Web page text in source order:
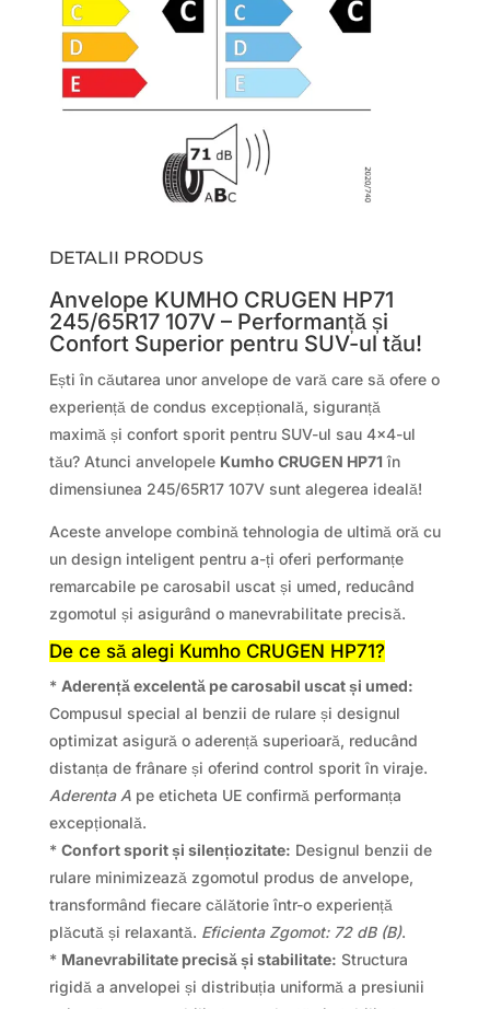
DETALII PRODUS
Anvelope KUMHO CRUGEN HP71
245/65R17 107V – Performanță și
Confort Superior pentru SUV-ul tău!
Ești în căutarea unor anvelope de vară care să ofere o
experiență de condus excepțională, siguranță
maximă și confort sporit pentru SUV-ul sau 4×4-ul
tău? Atunci anvelopele Kumho CRUGEN HP71 în
dimensiunea 245/65R17 107V sunt alegerea ideală!
Aceste anvelope combină tehnologia de ultimă oră cu
un design inteligent pentru a-ți oferi performanțe
remarcabile pe carosabil uscat și umed, reducând
zgomotul și asigurând o manevrabilitate precisă.
De ce să alegi Kumho CRUGEN HP71?
* Aderență excelentă pe carosabil uscat și umed:
Compusul special al benzii de rulare și designul
optimizat asigură o aderență superioară, reducând
distanța de frânare și oferind control sporit în viraje.
Aderenta Ape eticheta UE confirmă performanța
excepțională.
* Confort sporit și silențiozitate: Designul benzii de
rulare minimizează zgomotul produs de anvelope,
transformând fiecare călătorie într-o experiență
plăcută și relaxantă. Eficienta Zgomot: 72 dB (B).
* Manevrabilitate precisă și stabilitate: Structura
rigidă a anvelopei și distribuția uniformă a presiunii